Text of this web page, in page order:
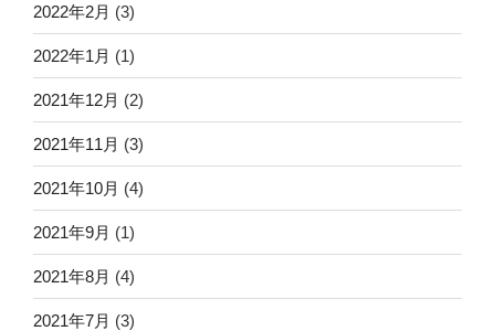
2022年2月 (3)
2022年1月 (1)
2021年12月 (2)
2021年11月 (3)
2021年10月 (4)
2021年9月 (1)
2021年8月 (4)
2021年7月 (3)